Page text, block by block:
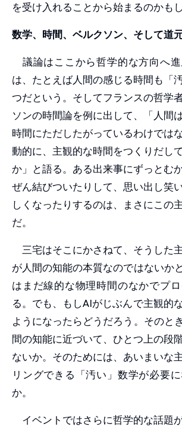
を受け入れることから始まるのかもし
数学、時間、ベルクソン、そして道
議論はここから哲学的な方向へ
は、たとえば人間の感じる時間も「
つだという。そしてフランスの哲学
ソンの時間論を例に出して、「人間
時間にただしたがっているわけでは
動的に、主観的な時間をつくりだし
か」と語る。ある出来事にずっとむ
ぜん結びついたりして、思い出し笑
しくなったりするのは、まさにこの
だ。
三宅はそこにかさねて、そうした
が人間の知能の本質なのではないか
はまだ線的な物理時間のなかでプ
る。でも、もしAIがじぶんで主観的
ようになったらどうだろう。そのと
間の知能に近づいて、ひとつ上の段
ないか。そのためには、あいまいな
リングできる「汚い」数学が必要
か。
イベントではさらに哲学的な話題